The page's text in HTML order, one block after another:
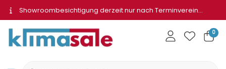
Showroombesichtigung derzeit nur nach Terminvereinbarung
0